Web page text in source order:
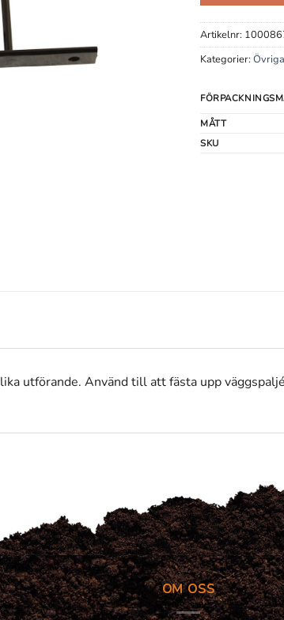
Artikelnr:
Kategorier:
MÅTT
SKU
utförande. Använd till att fästa upp
OM OSS